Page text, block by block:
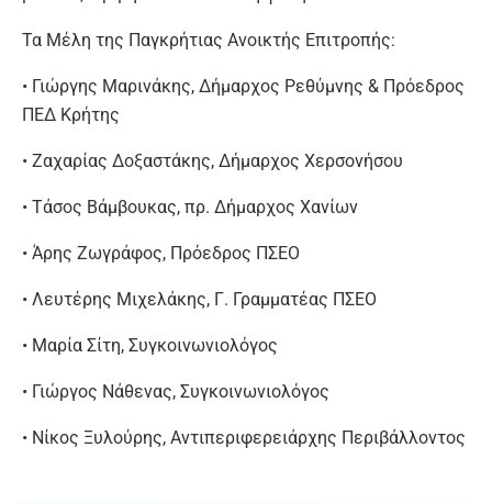
Τα Μέλη της Παγκρήτιας Ανοικτής Επιτροπής:
• Γιώργης Μαρινάκης, Δήμαρχος Ρεθύμνης & Πρόεδρος
ΠΕΔ Κρήτης
• Ζαχαρίας Δοξαστάκης, Δήμαρχος Χερσονήσου
• Τάσος Βάμβουκας, πρ. Δήμαρχος Χανίων
• Άρης Ζωγράφος, Πρόεδρος ΠΣΕΟ
• Λευτέρης Μιχελάκης, Γ. Γραμματέας ΠΣΕΟ
• Μαρία Σίτη, Συγκοινωνιολόγος
• Γιώργος Νάθενας, Συγκοινωνιολόγος
• Νίκος Ξυλούρης, Αντιπεριφερειάρχης Περιβάλλοντος